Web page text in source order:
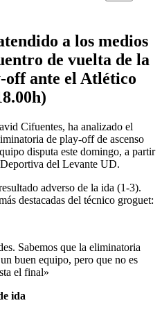
a los medios
de vuelta de la
ante el Atlético
Cifuentes, ha analizado el
de play-off de ascenso
disputa este domingo, a partir
del Levante UD.
adverso de la ida (1-3).
destacadas del técnico groguet:
Sabemos que la eliminatoria
buen equipo, pero que no es
el final»
ida